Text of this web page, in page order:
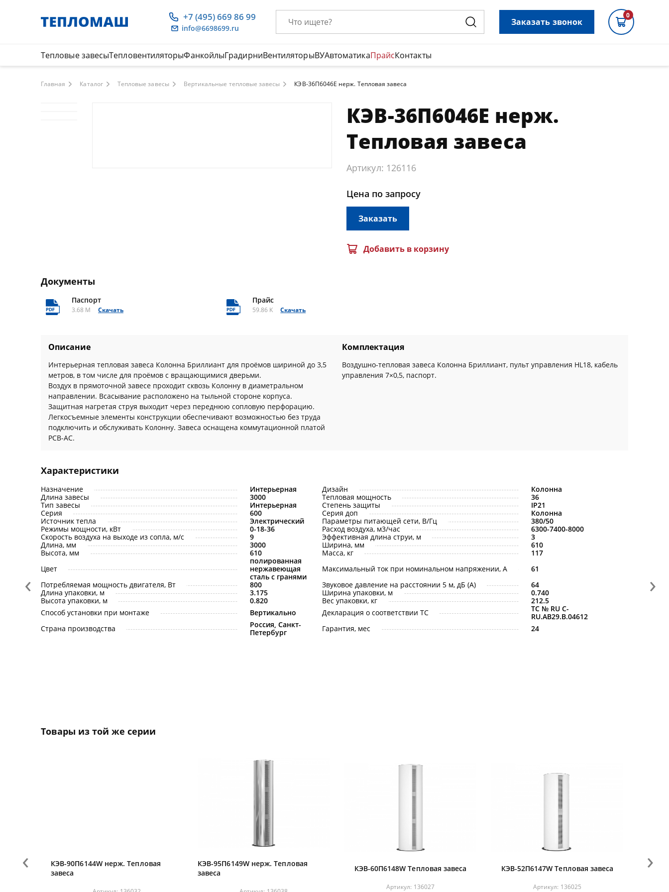
+7 (495) 669 86 99
info@6698699.ru
Заказать звонок
0
Тепловые завесыТепловентиляторыФанкойлыГрадирниВентиляторыВУАвтоматикаПрайсКонтакты
Главная Каталог Тепловые завесы Вертикальные тепловые завесы КЭВ-36П6046E нерж. Тепловая завеса
КЭВ-36П6046E нерж.
Тепловая завеса
Артикул: 126116
Цена по запросу
Заказать
Добавить в корзину
Документы
Паспорт
3.68 M Скачать
Прайс
59.86 K Скачать
Описание
Интерьерная тепловая завеса Колонна Бриллиант для проёмов шириной до 3,5
метров, в том числе для проёмов с вращающимися дверьми.
Воздух в прямоточной завесе проходит сквозь Колонну в диаметральном
направлении. Всасывание расположено на тыльной стороне корпуса.
Защитная нагретая струя выходит через переднюю сопловую перфорацию.
Легкосъемные элементы конструкции обеспечивают возможностью без труда
подключить и обслуживать Колонну. Завеса оснащена коммутационной платой
PCB-AC.
Комплектация
Воздушно-тепловая завеса Колонна Бриллиант, пульт управления HL18, кабель
управления 7×0,5, паспорт.
Характеристики
Назначение Интерьерная Дизайн
Колонна
Длина завесы
3000 Тепловая мощность
36
Тип завесы
Интерьерная Степень защиты
IP21
Серия
600 Серия доп
Колонна
Источник тепла
Электрический Параметры питающей сети, В/Гц
380/50
Режимы мощности, кВт
0-18-36 Расход воздуха, м3/час
6300-7400-8000
Скорость воздуха на выходе из сопла, м/с
9 Эффективная длина струи, м
3
Длина, мм
3000 Ширина, мм
610
Высота, мм
610 Масса, кг
117
Цвет
полированная
нержавеющая
сталь с гранями
Максимальный ток при номинальном напряжении, A
61
Потребляемая мощность двигателя, Вт
800 Звуковое давление на расстоянии 5 м, дБ (A)
64
Длина упаковки, м
3.175 Ширина упаковки, м
0.740
Высота упаковки, м
0.820 Вес упаковки, кг
212.5
Способ установки при монтаже
Вертикально Декларация о соответствии ТС
ТС № RU С-
RU.АB29.B.04612
Страна производства
Россия, Санкт-
Петербург
Гарантия, мес 24
Товары из той же серии
‹ ›
КЭВ-90П6144W нерж. Тепловая
завеса
КЭВ-95П6149W нерж. Тепловая
завеса
КЭВ-60П6148W Тепловая завеса
Артикул: 136027
КЭВ-52П6147W Тепловая завеса
Артикул: 136025
‹ ›